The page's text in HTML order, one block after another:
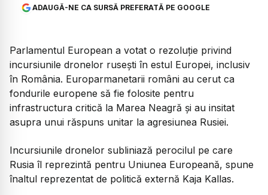
ADAUGĂ-NE CA SURSĂ PREFERATĂ PE GOOGLE
Parlamentul European a votat o rezoluție privind
incursiunile dronelor rusești în estul Europei, inclusiv
în România. Europarmanetarii români au cerut ca
fondurile europene să fie folosite pentru
infrastructura critică la Marea Neagră și au insitat
asupra unui răspuns unitar la agresiunea Rusiei.
Incursiunile dronelor subliniază perocilul pe care
Rusia îl reprezintă pentru Uniunea Europeană, spune
înaltul reprezentat de politică externă Kaja Kallas.